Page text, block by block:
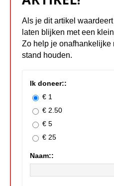
Als je dit artikel
laten blijken met een
Zo help je onafhankelijke
stand houden.
Ik doneer::
€ 1
€ 2.50
€ 5
€ 25
Naam::